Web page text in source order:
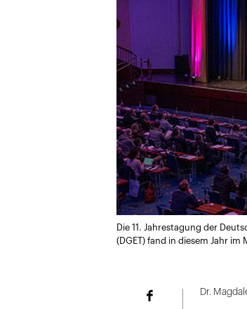
Die 11. Jahrestagung der
(DGET) fand in diesem Jahr
Dr.